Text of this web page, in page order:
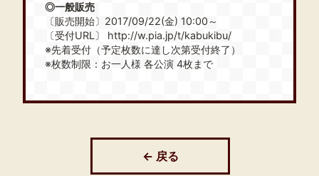
◎一般販売
〔販売開始〕2017/09/22(金) 10:00～
〔受付URL〕 http://w.pia.jp/t/kabukibu/
※先着受付（予定枚数に達し次第受付終了）
※枚数制限：お一人様 各公演 4枚まで
← 戻る